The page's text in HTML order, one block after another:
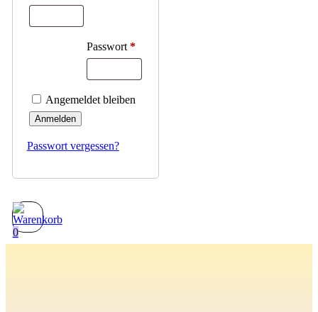
Passwort*
Angemeldet bleiben
Anmelden
Passwort vergessen?
0